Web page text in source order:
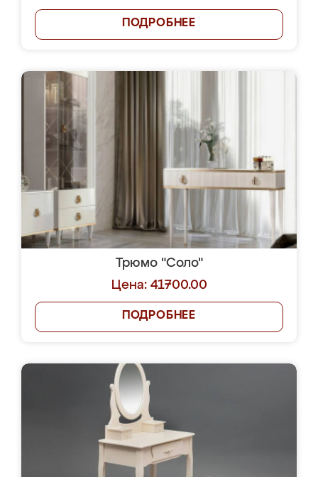
ПОДРОБНЕЕ
Трюмо "Соло"
Цена: 41700.00
ПОДРОБНЕЕ